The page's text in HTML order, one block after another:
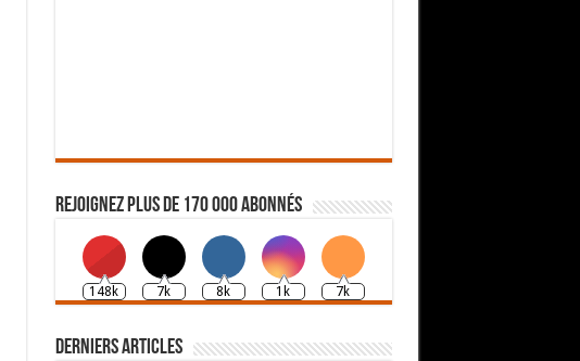
Rejoignez plus de 170 000 abonnés
148k 7k 8k 1k 7k
Derniers articles